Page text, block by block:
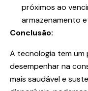
próximos ao
armazenamento
Conclusão:
A tecnologia tem um
desempenhar na
mais saudável e